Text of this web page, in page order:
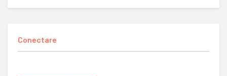
Conectare